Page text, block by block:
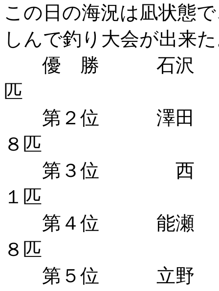
この日の海況は凪状態
しんで釣り大会が出来
優 勝 石沢 ６
匹
第２位 澤
８匹
第３位 西
１匹
第４位 能
８匹
第５位 立